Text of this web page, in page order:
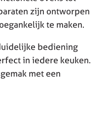
zijn ontworpen
te maken.
bediening
in iedere keuken.
met een